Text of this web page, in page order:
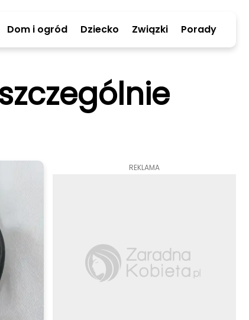
Dom i ogród Dziecko Związki Porady
REKLAMA